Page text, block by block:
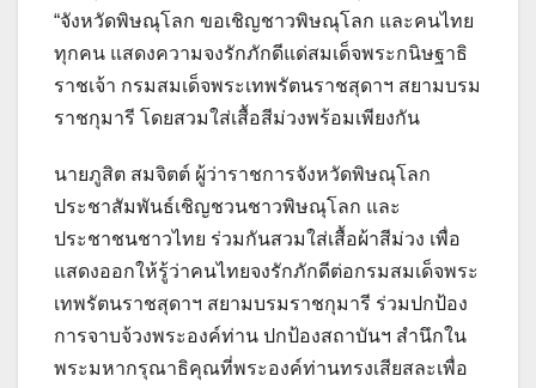
“จังหวัดพิษณุโลก ขอเชิญชาวพิษณุโลก และคนไทย
ทุกคน แสดงความจงรักภักดีแด่สมเด็จพระกนิษฐาธิ
ราชเจ้า กรมสมเด็จพระเทพรัตนราชสุดาฯ สยามบรม
ราชกุมารี โดยสวมใส่เสื้อสีม่วงพร้อมเพียงกัน
นายภูสิต สมจิตต์ ผู้ว่าราชการจังหวัดพิษณุโลก
ประชาสัมพันธ์เชิญชวนชาวพิษณุโลก และ
ประชาชนชาวไทย ร่วมกันสวมใส่เสื้อผ้าสีม่วง เพื่อ
แสดงออกให้รู้ว่าคนไทยจงรักภักดีต่อกรมสมเด็จพระ
เทพรัตนราชสุดาฯ สยามบรมราชกุมารี ร่วมปกป้อง
การจาบจ้วงพระองค์ท่าน ปกป้องสถาบันฯ สำนึกใน
พระมหากรุณาธิคุณที่พระองค์ท่านทรงเสียสละเพื่อ